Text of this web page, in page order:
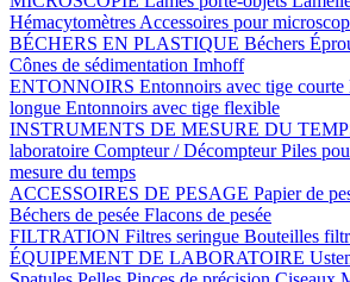
Hémacytomètres Accessoires pour
BÉCHERS EN PLASTIQUE Béchers
Cônes de sédimentation Imhoff
ENTONNOIRS Entonnoirs avec tige courte
longue Entonnoirs avec tige flexible
INSTRUMENTS DE MESURE DU
laboratoire Compteur / DécompteurPiles
mesure du temps
ACCESSOIRES DE PESAGE Papier de
Béchers de pesée Flacons de pesée
FILTRATION Filtres seringue Bouteilles
ÉQUIPEMENT DE LABORATOIRE